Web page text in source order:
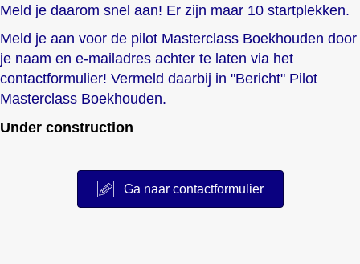
Meld je daarom snel aan! Er zijn maar 10 startplekken.
Meld je aan voor de pilot Masterclass Boekhouden door
je naam en e-mailadres achter te laten via het
contactformulier! Vermeld daarbij in "Bericht" Pilot
Masterclass Boekhouden.
Under construction
Ga naar contactformulier